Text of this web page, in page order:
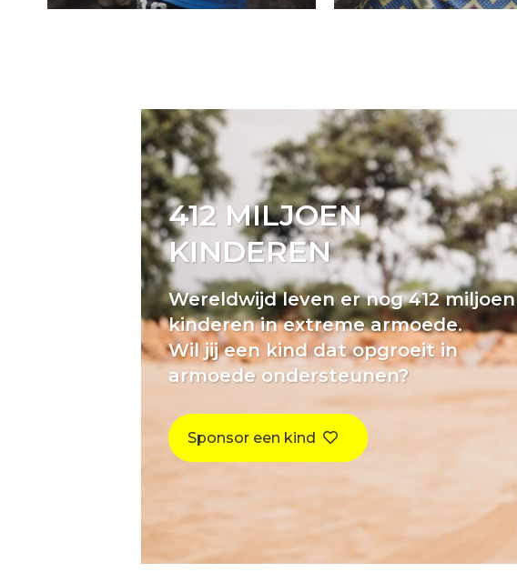
412 MILJOEN
KINDEREN
Wereldwijd leven er nog 412 miljoen
kinderen in extreme armoede.
Wil jij een kind dat opgroeit in
armoede ondersteunen?
Sponsor een kind